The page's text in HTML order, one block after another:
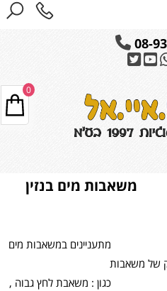
08-
משאבות מים בנזין
מים
של משאבות
לחץ גבוה ,
0